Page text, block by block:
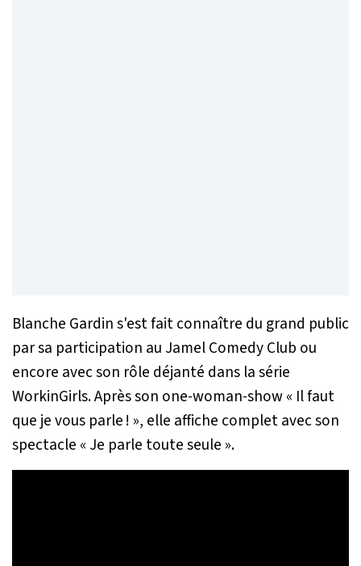
Blanche Gardin s'est fait connaître du grand public
par sa participation au Jamel Comedy Club ou
encore avec son rôle déjanté dans la série
WorkinGirls. Après son one-woman-show « Il faut
que je vous parle ! », elle affiche complet avec son
spectacle « Je parle toute seule ».